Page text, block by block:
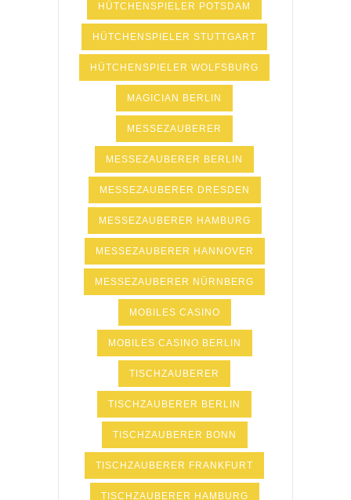
HÜTCHENSPIELER POTSDAM
HÜTCHENSPIELER STUTTGART
HÜTCHENSPIELER WOLFSBURG
MAGICIAN BERLIN
MESSEZAUBERER
MESSEZAUBERER BERLIN
MESSEZAUBERER DRESDEN
MESSEZAUBERER HAMBURG
MESSEZAUBERER HANNOVER
MESSEZAUBERER NÜRNBERG
MOBILES CASINO
MOBILES CASINO BERLIN
TISCHZAUBERER
TISCHZAUBERER BERLIN
TISCHZAUBERER BONN
TISCHZAUBERER FRANKFURT
TISCHZAUBERER HAMBURG